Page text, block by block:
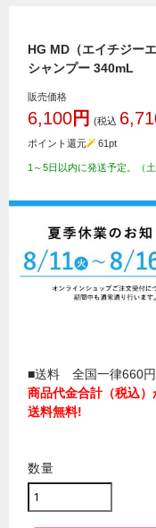
HG MD（エイチジーエ
シャンプー 340mL
販売価格
6,100円 (税込
ポイント還元 61pt
1～5日以内に発送予定。（土
■送料 全国一律660円
商品代金合計（税込
送料無料!
数量